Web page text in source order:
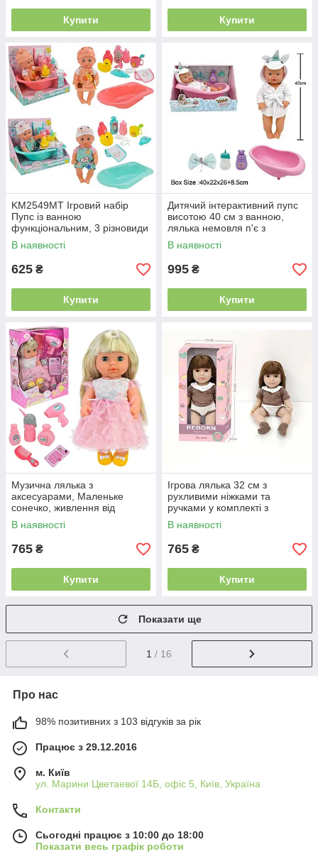
Купити Купити
KM2549MT Ігровий набір
Пупс із ванною
функціональним, 3 різновиди
в асортименті, розмір
паковання 30*19*24,5 см
В наявності
625 ₴
Купити
Дитячий інтерактивний пупс
висотою 40 см з ванною,
лялька немовля п'є з
пляшечки та ходить на
горщик, халат і рушничок у
В наявності
995 ₴
Купити
Музична лялька з
аксесуарами, Маленьке
сонечко, живлення від
батарейок, 24-11-35 см
В наявності
765 ₴
Купити
Ігрова лялька 32 см з
рухливими ніжками та
ручками у комплекті з
аксесуарами
В наявності
765 ₴
Купити
Показати ще
1 / 16
Про нас
98% позитивних з 103 відгуків за рік
Працює з 29.12.2016
м. Київ
ул. Марини Цветаевої 14Б, офіс 5, Київ, Україна
Контакти
Сьогодні працює з 10:00 до 18:00
Показати весь графік роботи